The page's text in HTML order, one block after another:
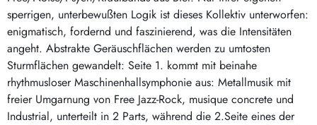
sperrigen, unterbewußten Logik ist dieses Kollektiv unterworfen:
enigmatisch, fordernd und faszinierend, was die Intensitäten
angeht. Abstrakte Geräuschflächen werden zu umtosten
Sturmflächen gewandelt: Seite 1. kommt mit beinahe
rhythmusloser Maschinenhallsymphonie aus: Metallmusik mit
freier Umgarnung von Free Jazz-Rock, musique concrete und
Industrial, unterteilt in 2 Parts, während die 2.Seite eines der